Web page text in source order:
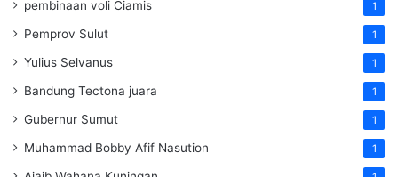
pembinaan voli Ciamis 1
Pemprov Sulut 1
Yulius Selvanus 1
Bandung Tectona juara 1
Gubernur Sumut 1
Muhammad Bobby Afif Nasution 1